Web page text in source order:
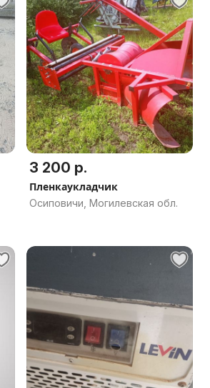
3 200 р.
Пленкаукладчик
Осиповичи, Могилевская обл.